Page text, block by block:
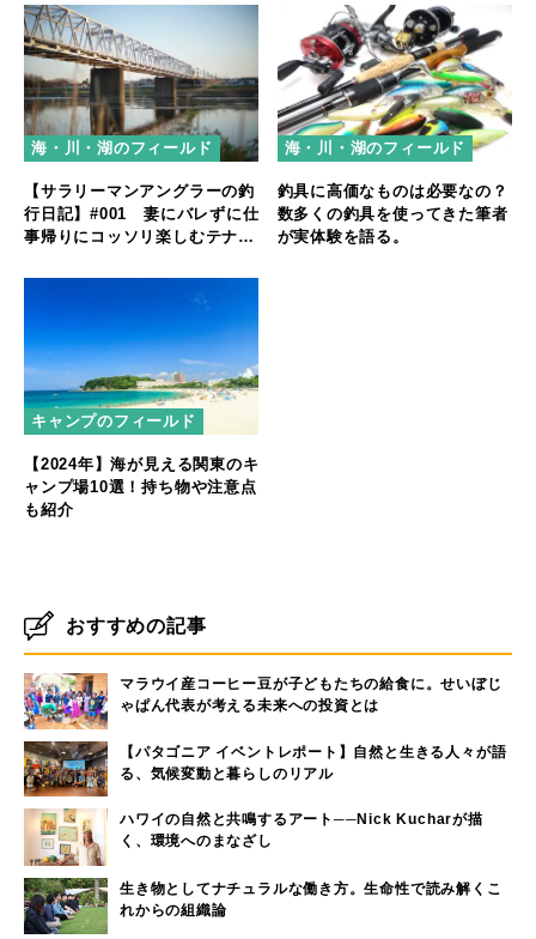
海・川・湖のフィールド
【サラリーマンアングラーの釣
行日記】#001 妻にバレずに仕
事帰りにコッソリ楽しむテナガ
海・川・湖のフィールド
釣具に高価なものは必要なの？
数多くの釣具を使ってきた筆者
が実体験を語る。
キャンプのフィールド
【2024年】海が見える関東のキ
ャンプ場10選！持ち物や注意点
も紹介
おすすめの記事
マラウイ産コーヒー豆が子どもたちの給食に。せいぼじ
ゃぱん代表が考える未来への投資とは
【パタゴニア イベントレポート】自然と生きる人々が語
る、気候変動と暮らしのリアル
ハワイの自然と共鳴するアート──Nick Kucharが描
く、環境へのまなざし
生き物としてナチュラルな働き方。生命性で読み解くこ
れからの組織論